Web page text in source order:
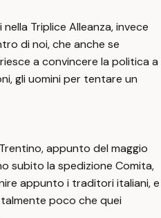
Triplice Alleanza, invece
di noi, che anche se
a convincere la politica a
gli uomini per tentare un
appunto del maggio
subito la spedizione Comita,
appunto i traditori italiani, e
poco che quei